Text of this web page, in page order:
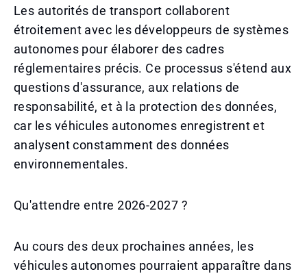
Les autorités de transport collaborent
étroitement avec les développeurs de systèmes
autonomes pour élaborer des cadres
réglementaires précis. Ce processus s'étend aux
questions d'assurance, aux relations de
responsabilité, et à la protection des données,
car les véhicules autonomes enregistrent et
analysent constamment des données
environnementales.
Qu'attendre entre 2026-2027 ?
Au cours des deux prochaines années, les
véhicules autonomes pourraient apparaître dans